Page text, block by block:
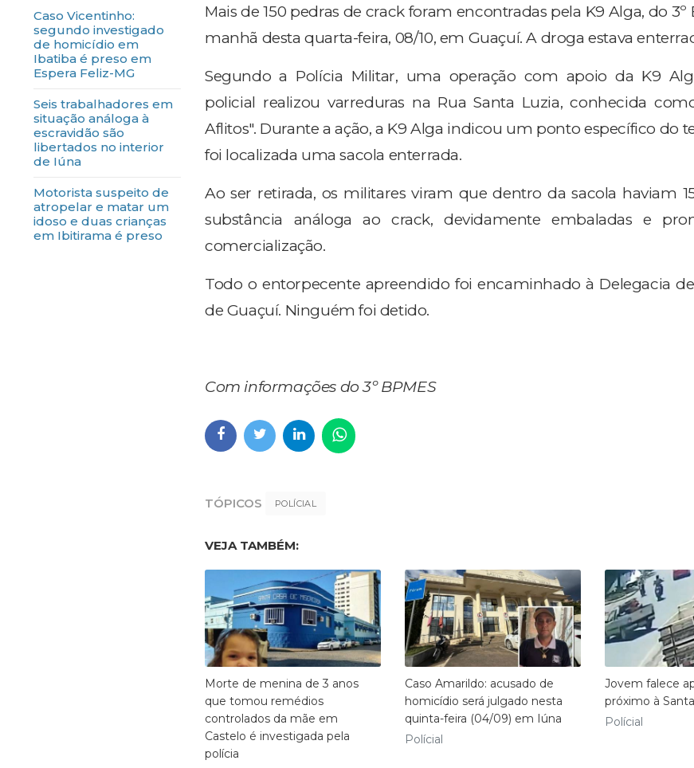
Caso Vicentinho:
segundo investigado
de homicídio em
Ibatiba é preso em
Espera Feliz-MG
Seis trabalhadores em
situação análoga à
escravidão são
libertados no interior
de Iúna
Motorista suspeito de
atropelar e matar um
idoso e duas crianças
em Ibitirama é preso
Mais de 150 pedras de crack foram encontradas pela K9 Alga, do 3º
manhã desta quarta-feira, 08/10, em Guaçuí. A droga estava
Segundo a Polícia Militar, uma operação com apoio da K9
policial realizou varreduras na Rua Santa Luzia, conhecida
Aflitos". Durante a ação, a K9 Alga indicou um ponto específico do
foi localizada uma sacola enterrada.
Ao ser retirada, os militares viram que dentro da sacola haviam
substância análoga ao crack, devidamente embaladas e
comercialização.
Todo o entorpecente apreendido foi encaminhado à Delegacia
de Guaçuí. Ninguém foi detido.
Com informações do 3º BPMES
TÓPICOS POLÍCIAL
VEJA TAMBÉM:
Morte de menina de 3 anos
que tomou remédios
controlados da mãe em
Castelo é investigada pela
polícia
Caso Amarildo: acusado de
homicídio será julgado nesta
quinta-feira (04/09) em Iúna
Polícial
Jovem falece
próximo à
Polícial